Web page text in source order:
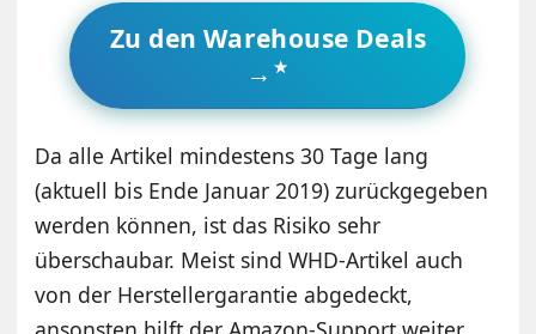
Zu den Warehouse Deals
→
Da alle Artikel mindestens 30 Tage lang
(aktuell bis Ende Januar 2019) zurückgegeben
werden können, ist das Risiko sehr
überschaubar. Meist sind WHD-Artikel auch
von der Herstellergarantie abgedeckt,